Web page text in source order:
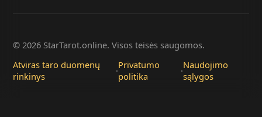
© 2026 StarTarot.online. Visos teisės saugomos.
Atviras taro duomenų
rinkinys
·Privatumo
politika
·Naudojimo
sąlygos